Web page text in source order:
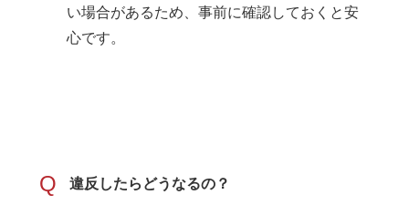
い場合があるため、事前に確認しておくと安
心です。
Q 違反したらどうなるの？